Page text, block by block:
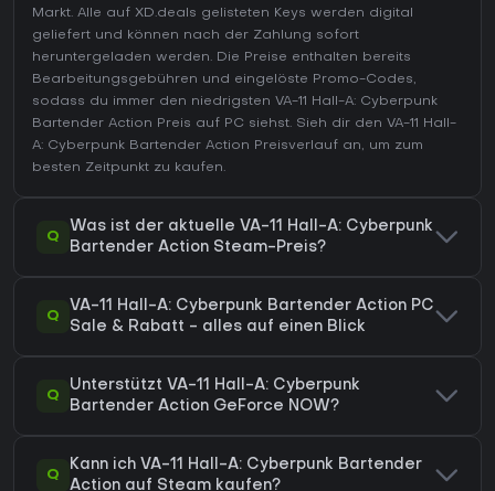
Markt. Alle auf XD.deals gelisteten Keys werden digital
geliefert und können nach der Zahlung sofort
heruntergeladen werden. Die Preise enthalten bereits
Bearbeitungsgebühren und eingelöste Promo-Codes,
sodass du immer den niedrigsten VA-11 Hall-A: Cyberpunk
Bartender Action Preis auf PC siehst. Sieh dir den VA-11 Hall-
A: Cyberpunk Bartender Action Preisverlauf an, um zum
besten Zeitpunkt zu kaufen.
Q
Was ist der aktuelle VA-11 Hall-A: Cyberpunk
Bartender Action Steam-Preis?
Q
VA-11 Hall-A: Cyberpunk Bartender Action PC
Sale & Rabatt - alles auf einen Blick
Q
Unterstützt VA-11 Hall-A: Cyberpunk
Bartender Action GeForce NOW?
Q
Kann ich VA-11 Hall-A: Cyberpunk Bartender
Action auf Steam kaufen?